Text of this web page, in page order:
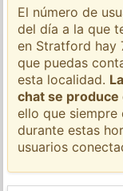
El número de
del día a la que
en Stratford hay
que puedas
esta localidad.
chat se produce
ello que siempre
durante estas
usuarios